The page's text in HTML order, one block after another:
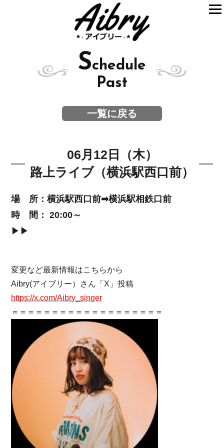
Schedule
Past
一覧に戻る
06月12日（木）
路上ライブ（横浜駅西口前）
場 所：横浜駅西口前➡横浜駅相鉄口前
時 間： 20:00～
▶▶
変更など最新情報はこちらから
Aibry(アイブリー）さん「X」投稿
https://x.com/Aibry_singer
＝＝＝＝＝＝＝＝＝＝＝＝＝＝＝＝＝＝＝